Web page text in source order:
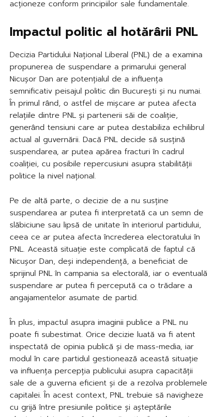
acționeze conform principiilor sale fundamentale.
Impactul politic al hotărârii PNL
Decizia Partidului Național Liberal (PNL) de a examina
propunerea de suspendare a primarului general
Nicușor Dan are potențialul de a influența
semnificativ peisajul politic din București și nu numai.
În primul rând, o astfel de mișcare ar putea afecta
relațiile dintre PNL și partenerii săi de coaliție,
generând tensiuni care ar putea destabiliza echilibrul
actual al guvernării. Dacă PNL decide să susțină
suspendarea, ar putea apărea fracturi în cadrul
coaliției, cu posibile repercusiuni asupra stabilității
politice la nivel național.
Pe de altă parte, o decizie de a nu susține
suspendarea ar putea fi interpretată ca un semn de
slăbiciune sau lipsă de unitate în interiorul partidului,
ceea ce ar putea afecta încrederea electoratului în
PNL. Această situație este complicată de faptul că
Nicușor Dan, deși independență, a beneficiat de
sprijinul PNL în campania sa electorală, iar o eventuală
suspendare ar putea fi percepută ca o trădare a
angajamentelor asumate de partid.
În plus, impactul asupra imaginii publice a PNL nu
poate fi subestimat. Orice decizie luată va fi atent
inspectată de opinia publică și de mass-media, iar
modul în care partidul gestionează această situație
va influența percepția publicului asupra capacității
sale de a guverna eficient și de a rezolva problemele
capitalei. În acest context, PNL trebuie să navigheze
cu grijă între presiunile politice și așteptările